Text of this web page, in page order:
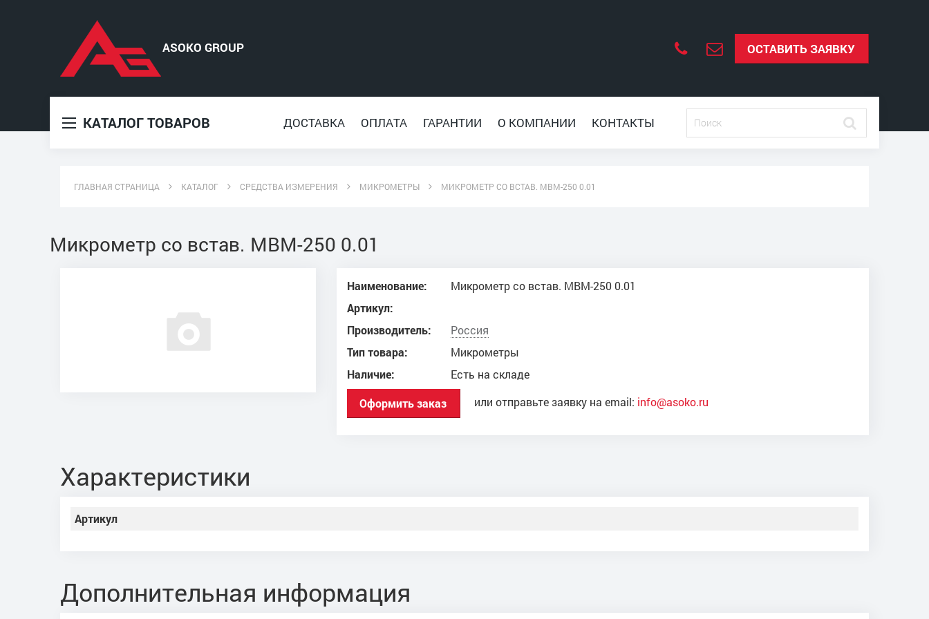
ОСТАВИТЬ ЗАЯВКУ
КАТАЛОГ ТОВАРОВ ДОСТАВКА ОПЛАТА ГАРАНТИИ О КОМПАНИИ КОНТАКТЫ
ГЛАВНАЯ СТРАНИЦА КАТАЛОГ СРЕДСТВА ИЗМЕРЕНИЯ МИКРОМЕТРЫ МИКРОМЕТР СО ВСТАВ. МВМ-250 0.01
Микрометр со встав. МВМ-250 0.01
Наименование:
Микрометр со встав. МВМ-250 0.01
Артикул:
Производитель:
Россия
Тип товара:
Микрометры
Наличие:
Есть на складе
Оформить заказ или отправьте заявку на email: info@asoko.ru
Характеристики
Артикул
Дополнительная информация